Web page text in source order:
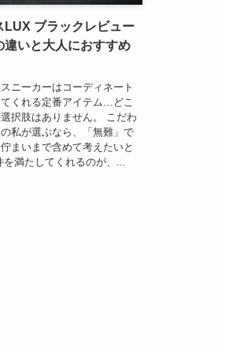
LUX ブラックレビュー
違いと大人におすすめ
ニーカーはコーディネート
くれる定番アイテム…どこ
択肢はありません。 こだわ
私が選ぶなら、「無難」で
まいまで含めて考えたいと
満たしてくれるのが、...